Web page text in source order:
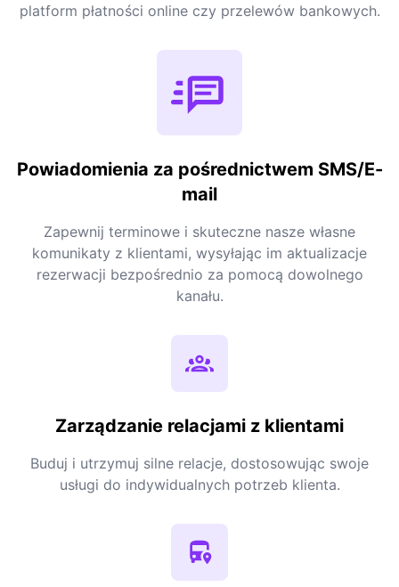
platform płatności online czy przelewów bankowych.
Powiadomienia za pośrednictwem SMS/E-
mail
Zapewnij terminowe i skuteczne nasze własne
komunikaty z klientami, wysyłając im aktualizacje
rezerwacji bezpośrednio za pomocą dowolnego
kanału.
Zarządzanie relacjami z klientami
Buduj i utrzymuj silne relacje, dostosowując swoje
usługi do indywidualnych potrzeb klienta.